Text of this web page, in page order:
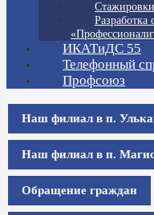
Разработка
ИКАТиДС 55
Телефонный
Профсоюз
Наш филиал в п.
Наш филиал в п.
Обращение граждан